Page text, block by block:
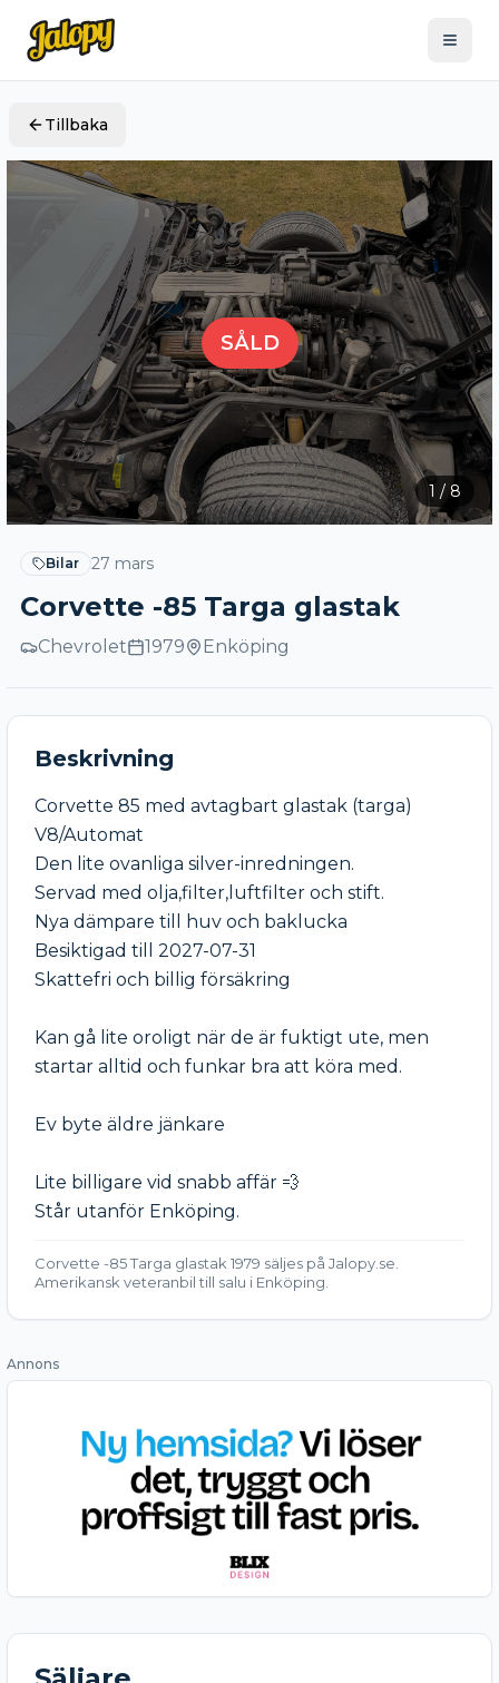
Tillbaka
SÅLD
1 / 8
Bilar 27 mars
Corvette -85 Targa glastak
Chevrolet 1979 Enköping
Beskrivning
Corvette 85 med avtagbart glastak (targa)
V8/Automat
Den lite ovanliga silver-inredningen.
Servad med olja,filter,luftfilter och stift.
Nya dämpare till huv och baklucka
Besiktigad till 2027-07-31
Skattefri och billig försäkring
Kan gå lite oroligt när de är fuktigt ute, men
startar alltid och funkar bra att köra med.
Ev byte äldre jänkare
Lite billigare vid snabb affär 💨
Står utanför Enköping.
Corvette -85 Targa glastak 1979 säljes på Jalopy.se.
Amerikansk veteranbil till salu i Enköping.
Annons